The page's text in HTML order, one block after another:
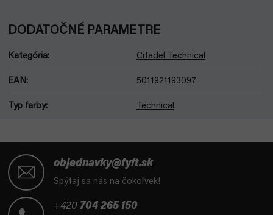
DODATOČNÉ PARAMETRE
Kategória: Citadel Technical
EAN: 5011921193097
Typ farby: Technical
objednavky@fyft.sk
Spýtaj sa nás na čokoľvek!
+420 704 265 150